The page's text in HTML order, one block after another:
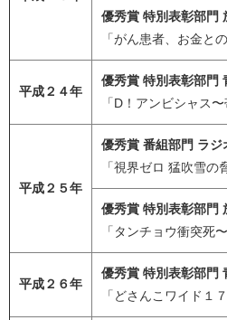
優秀賞 特別表彰部門
「がん患者、お金と
平成２４年
優秀賞 特別表彰部門
「D！アンビシャス
平成２５年
優秀賞 番組部門 ラジ
「視界ゼロ 猛吹雪
優秀賞 特別表彰部門
「タンチョウ衝突死
平成２６年
優秀賞 特別表彰部門
「どさんこワイド１